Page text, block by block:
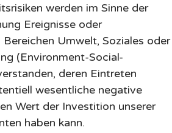
werden im Sinne der
Ereignisse oder
Umwelt, Soziales oder
(Environment-Social-
deren Eintreten
wesentliche negative
Wert der Investition unserer
haben kann.